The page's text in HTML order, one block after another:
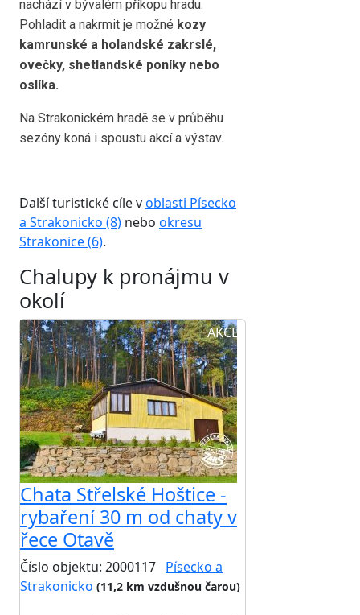
nachází v bývalém příkopu hradu.
Pohladit a nakrmit je možné kozy
kamrunské a holandské zakrslé,
ovečky, shetlandské poníky nebo
oslíka.
Na Strakonickém hradě se v průběhu
sezóny koná i spoustu akcí a výstav.
Další turistické cíle voblasti Písecko
a Strakonicko (8) nebo okresu
Strakonice (6).
Chalupy k pronájmu v
okolí
AKCE
Chata Střelské Hoštice -
rybaření 30 m od chaty v
řece Otavě
Číslo objektu: 2000117 Písecko a
Strakonicko (11,2 km vzdušnou čarou)